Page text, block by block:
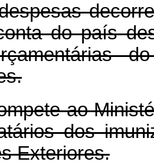
do país
ao
dos
Exteriores.